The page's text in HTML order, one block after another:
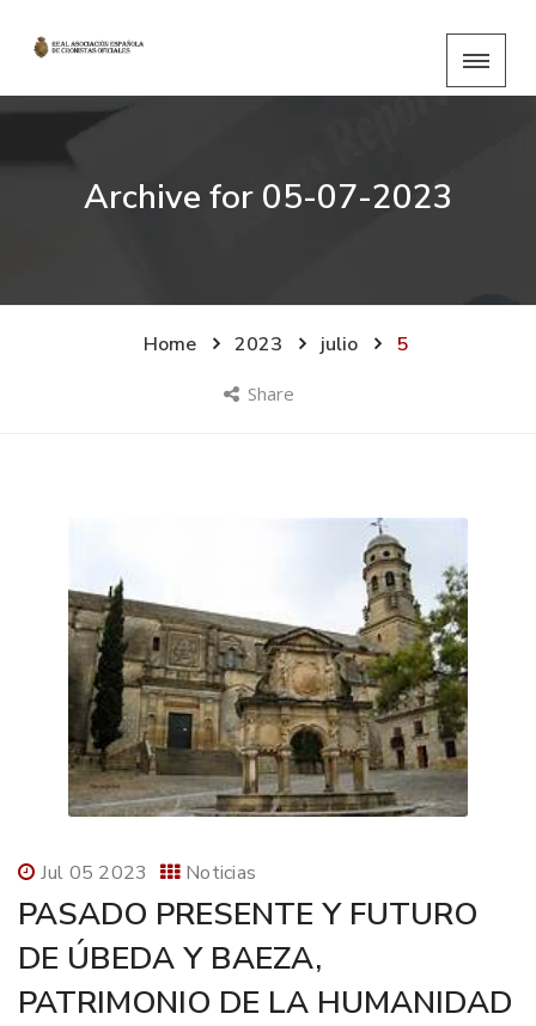
Archive for 05-07-2023
Home 2023 julio 5
Share
Jul 05 2023 Noticias
PASADO PRESENTE Y FUTURO
DE ÚBEDA Y BAEZA,
PATRIMONIO DE LA HUMANIDAD